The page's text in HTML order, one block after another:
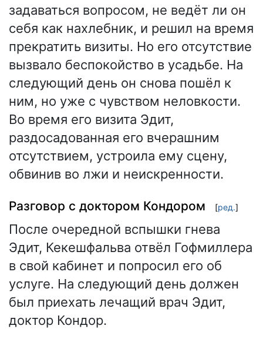
задаваться вопросом, не ведёт ли он
себя как нахлебник, и решил на время
прекратить визиты. Но его отсутствие
вызвало беспокойство в усадьбе. На
следующий день он снова пошёл к
ним, но уже с чувством неловкости.
Во время его визита Эдит,
раздосадованная его вчерашним
отсутствием, устроила ему сцену,
обвинив во лжи и неискренности.
Разговор с доктором Кондором [ред.]
После очередной вспышки гнева
Эдит, Кекешфальва отвёл Гофмиллера
в свой кабинет и попросил его об
услуге. На следующий день должен
был приехать лечащий врач Эдит,
доктор Кондор.